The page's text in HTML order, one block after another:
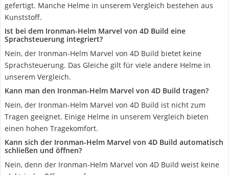
gefertigt. Manche Helme in unserem Vergleich bestehen aus
Kunststoff.
Ist bei dem Ironman-Helm Marvel von 4D Build eine
Sprachsteuerung integriert?
Nein, der Ironman-Helm Marvel von 4D Build bietet keine
Sprachsteuerung. Das Gleiche gilt für viele andere Helme in
unserem Vergleich.
Kann man den Ironman-Helm Marvel von 4D Build tragen?
Nein, der Ironman-Helm Marvel von 4D Build ist nicht zum
Tragen geeignet. Einige Helme in unserem Vergleich bieten
einen hohen Tragekomfort.
Kann sich der Ironman-Helm Marvel von 4D Build automatisch
schließen und öffnen?
Nein, denn der Ironman-Helm Marvel von 4D Build weist keine